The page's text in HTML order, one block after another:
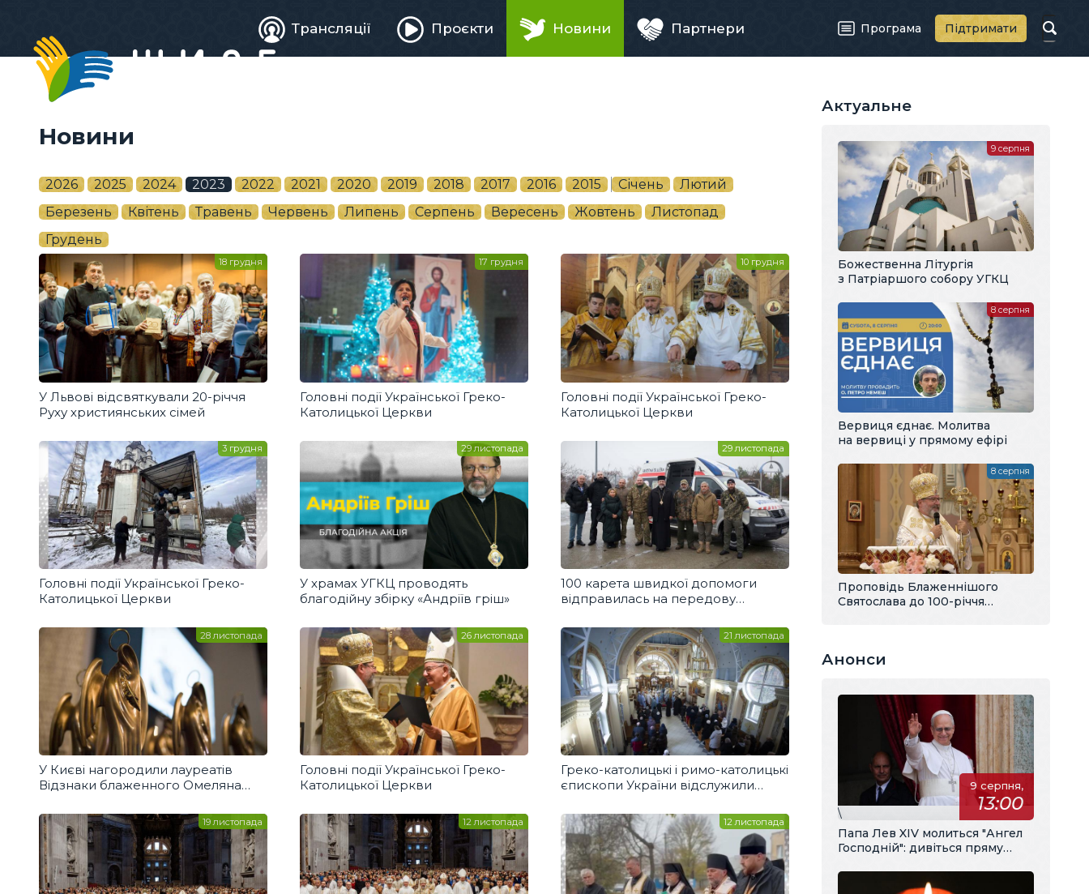
Живе
телебачення
Трансляції Проєкти Новини Партнери Програма Підтримати
Новини
2026 2025 2024 2023 2022 2021 2020 2019 2018 2017 2016 2015 Січень
Лютий
Березень
Квітень Травень Червень Липень Серпень Вересень Жовтень
Листопад
Грудень
У Львові відсвяткували 20-річчя
Руху християнських сімей
18 грудня
Головні події Української Греко-
Католицької Церкви
17 грудня
Головні події Української Греко-
Католицької Церкви
10 грудня
Головні події Української Греко-
Католицької Церкви
3 грудня
У храмах УГКЦ проводять
благодійну збірку «Андріїв гріш»
29 листопада
100 карета швидкої допомоги
відправилась на передову
29 листопада
У Києві нагородили лауреатів
Відзнаки блаженного Омеляна
28 листопада
Головні події Української Греко-
Католицької Церкви
26 листопада
Греко-католицькі і римо-католицькі
єпископи України відслужили
Літургію
21 листопада
19 листопада 12 листопада 12 листопада
Актуальне
Божественна Літургія
з Патріаршого собору УГКЦ
9 серпня
Вервиця єднає. Молитва
на вервиці у прямому ефірі
8 серпня
Проповідь Блаженнішого
Святослава до 100-річчя
8 серпня
Анонси
9 серпня,
13:00
\
Папа Лев XIV молиться "Ангел
Господній": дивіться пряму
перекладом